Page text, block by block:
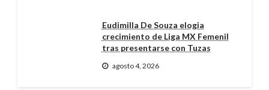
Eudimilla De Souza elogia
crecimiento de Liga MX Femenil
tras presentarse con Tuzas
agosto 4, 2026